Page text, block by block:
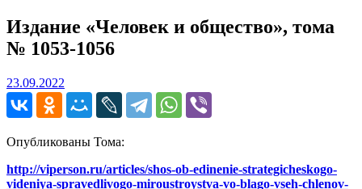
Издание «Человек и общество», тома
№ 1053-1056
23.09.2022
Опубликованы Тома:
http://viperson.ru/articles/shos-ob-edinenie-strategicheskogo-
videniya-spravedlivogo-miroustroystva-vo-blago-vseh-chlenov-